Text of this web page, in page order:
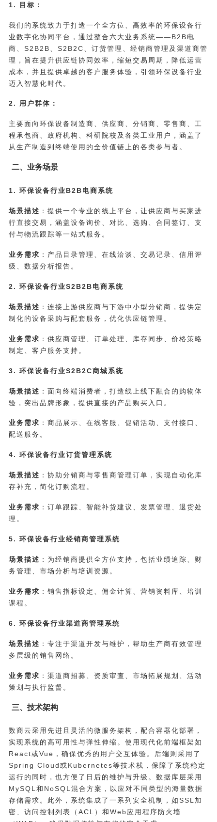
1. 目标：
我们的系统致力于打造一个全方位、高效率的环保设备行
业数字化协同平台，通过整合六大业务系统——B2B电
商、S2B2B、S2B2C、订货管理、经销商管理及渠道商管
理，旨在提升供应链协同效率，缩短交易周期，降低运营
成本，并且提供卓越的客户服务体验，引领环保设备行业
迈入智慧化时代。
2. 用户群体：
主要面向环保设备制造商、供应商、分销商、零售商、工
程承包商、政府机构、科研院校及各类工业用户，涵盖了
从生产制造到终端使用的全价值链上的各类参与者。
二、业务场景
1. 环保设备行业B2B电商系统
场景描述 ：提供一个专业的线上平台，让供应商与买家进
行直接交易，涵盖设备询价、对比、选购、合同签订、支
付与物流跟踪等一站式服务。
业务需求 ：产品目录管理、在线洽谈、交易记录、信用评
级、数据分析报告。
2. 环保设备行业S2B2B电商系统
场景描述 ：连接上游供应商与下游中小型分销商，提供定
制化的设备采购与配套服务，优化供应链管理。
业务需求 ：供应商管理、订单处理、库存同步、价格策略
制定、客户服务支持。
3. 环保设备行业S2B2C商城系统
场景描述 ：面向终端消费者，打造线上线下融合的购物体
验，突出品牌形象，提供直接的产品购买入口。
业务需求 ：商品展示、在线客服、促销活动、支付接口、
配送服务。
4. 环保设备行业订货管理系统
场景描述 ：协助分销商与零售商管理订单，实现自动化库
存补充，简化订购流程。
业务需求 ：订单跟踪、智能补货建议、发票管理、退货处
理。
5. 环保设备行业经销商管理系统
场景描述 ：为经销商提供全方位支持，包括业绩追踪、财
务管理、市场分析与培训资源。
业务需求 ：销售指标设定、佣金计算、营销资料库、培训
课程。
6. 环保设备行业渠道商管理系统
场景描述 ：专注于渠道开发与维护，帮助生产商有效管理
多层级的销售网络。
业务需求 ：渠道商招募、资质审查、市场拓展规划、活动
策划与执行监督。
三、技术架构
数商云采用先进且灵活的微服务架构，配合容器化部署，
实现系统的高可用性与弹性伸缩。使用现代化前端框架如
React或Vue，确保优秀的用户交互体验。后端则采用了
Spring Cloud或Kubernetes等技术栈，保障了系统稳定
运行的同时，也方便了日后的维护与升级。数据库层采用
MySQL和NoSQL混合方案，以应对不同类型的海量数据
存储需求。此外，系统集成了一系列安全机制，如SSL加
密、访问控制列表（ACL）和Web应用程序防火墙